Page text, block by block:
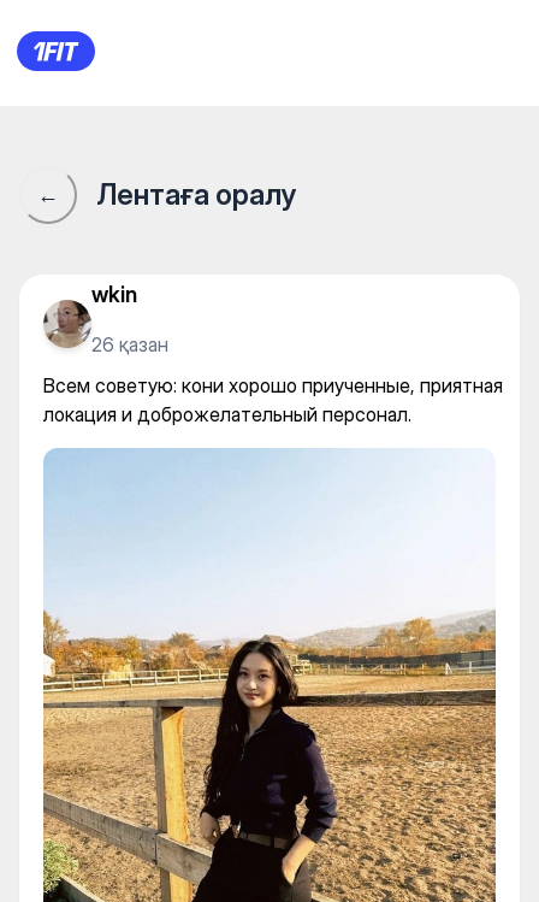
Yellowstone Farm Almaty —
← Лентаға оралу
wkin
26 қазан
Всем советую: кони хорошо приученные, приятная
локация и доброжелательный персонал.